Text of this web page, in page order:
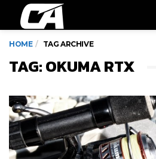
HOME TAG ARCHIVE
TAG: OKUMA RTX